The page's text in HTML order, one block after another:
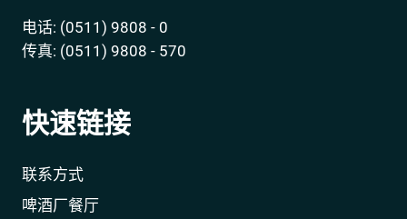
电话: (0511) 9808 - 0
传真: (0511) 9808 - 570
快速链接
联系方式
啤酒厂餐厅